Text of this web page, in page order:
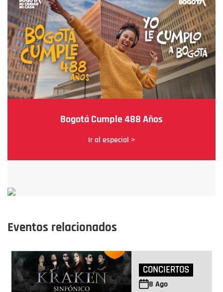
Bogotá Cumple 488 Años
Ir al especial >
Eventos relacionados
CONCIERTOS
8 Ago